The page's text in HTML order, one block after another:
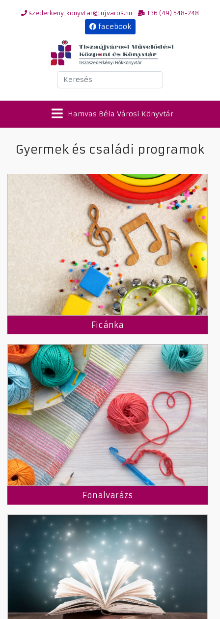
szederkeny_konyvtar@tujvaros.hu +36 (49) 548-248
facebook
Keresés
Hamvas Béla Városi Könyvtár
Gyermek és családi programok
Ficánka
Fonalvarázs